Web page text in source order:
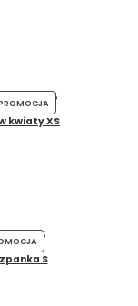
kwiaty XS
S